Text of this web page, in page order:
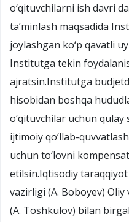
o‘qituvchilarni ish davri
ta’minlash maqsadida
joylashgan ko‘p qavatli
Institutga tekin
ajratsin.Institutga
hisobidan boshqa
o‘qituvchilar uchun
ijtimoiy qo‘llab-
uchun to‘lovni
etilsin.Iqtisodiy
vazirligi (A. Boboyev) Oliy
(A. Toshkulov) bilan